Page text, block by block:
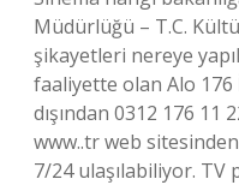
Müdürlüğü – T.C.
şikayetleri nereye
faaliyette olan Alo
dışından 0312 176 11
www..tr web
7/24 ulaşılabiliyor. TV